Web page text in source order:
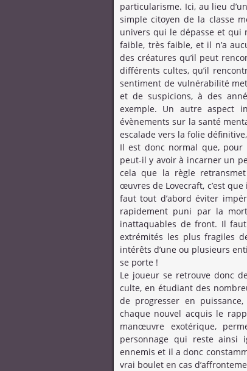
particularisme. Ici, au lieu
simple citoyen de la classe
univers qui le dépasse et qui
faible, très faible, et il n’a
des créatures qu’il peut
différents cultes, qu’il
sentiment de vulnérabilité
et de suspicions, à des
exemple. Un autre aspect
évènements sur la santé
escalade vers la folie
Il est donc normal que,
peut-il y avoir à incarner un
cela que la règle
œuvres de Lovecraft, c’est
faut tout d’abord éviter
rapidement puni par la
inattaquables de front. Il
extrémités les plus fragiles
intérêts d’une ou plusieurs
se porte !
Le joueur se retrouve donc
culte, en étudiant des
de progresser en
chaque nouvel acquis le
manœuvre exotérique,
personnage qui reste ainsi
ennemis et il a donc
vrai boulet en cas